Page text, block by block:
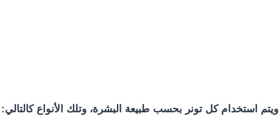
ويتم استخدام كل تونر بحسب طبيعة البشرة، وتلك الأنواع كالتالي: